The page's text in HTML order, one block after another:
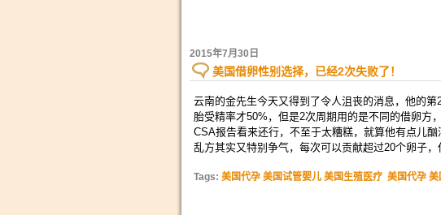
2015年7月30日
美国借卵性别选择，已经2次失败了！
云南的金先生今天又得到了令人沮丧的消息，他的
胎受精率才50%，但是2次周期用的是不同的借卵方
CSA报告看来还行，不至于太糟糕，就算他有点儿
乱方其实又特别争气，每次可以贡献超过20个卵子
Tags: 美国代孕 美国试管婴儿 美国生殖医疗 美国代孕